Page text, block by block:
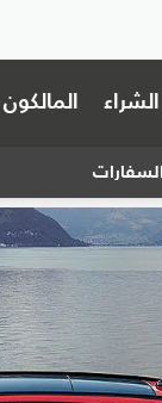
الشراء المالكون